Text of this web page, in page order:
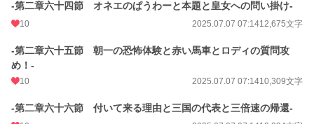
-第二章六十四節 オネエのぱうわーと本題と皇女への問い掛け-
10 2025.07.07 07:1412,675文字
-第二章六十五節 朝一の恐怖体験と赤い馬車とロディの質問攻
め！-
10 2025.07.07 07:1410,309文字
-第二章六十六節 付いて来る理由と三国の代表と三倍速の帰還-